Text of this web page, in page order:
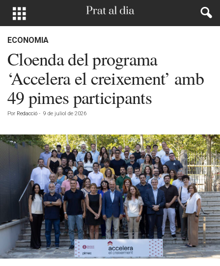
ECONOMIA
Cloenda del programa
‘Accelera el creixement’ amb
49 pimes participants
Por Redacció - 9 de juliol de 2026